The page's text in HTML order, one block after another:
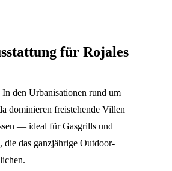
für Rojales
In den Urbanisationen rund um
dominieren freistehende Villen
— ideal für Gasgrills und
die das ganzjährige Outdoor-